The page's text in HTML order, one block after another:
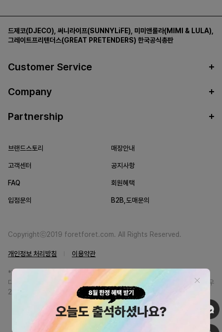
드제코(DJECO) 써니라이프(SUNNYLiFE) 미미앤룰라(MIMI & LULA)
그레이트프리텐더스(GREAT PRETENDERS) 한국공식총판
Customer Service
Company
Partnership
브랜드스토리 매장안내
고객센터 공지사항
FAQ 회원혜택
입점문의 B2B,도매문의
Copyrightⓒ2019 foretforet.com. All Rights Reserved.
개인정보 처리방침 이용약관
*FORETFORET에서는 브랜드 본사와의 직거래를 통한 정품만을 취급합니
다. 일부 병행상품의 경우 정품인증서를 발급받고 있습니다. 정품이 아닐 경우
200% 환불해드립니다.